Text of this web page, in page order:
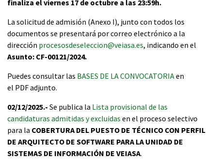
finaliza el viernes 17 de octubre a las 23:59h.
La solicitud de admisión (Anexo I), junto con todos los
documentos se presentará por correo electrónico a la
dirección procesosdeseleccion@veiasa.es, indicando en el
Asunto: CF-00121/2024.
Puedes consultar las BASES DE LA CONVOCATORIAen
el PDFadjunto.
02/12/2025.- Se publica la Lista provisional de las
candidaturas admitidas y excluidas en el proceso selectivo
para la COBERTURA DEL PUESTO DE TÉCNICO CON PERFIL
DE ARQUITECTO DE SOFTWARE PARA LA UNIDAD DE
SISTEMAS DE INFORMACIÓN DE VEIASA.